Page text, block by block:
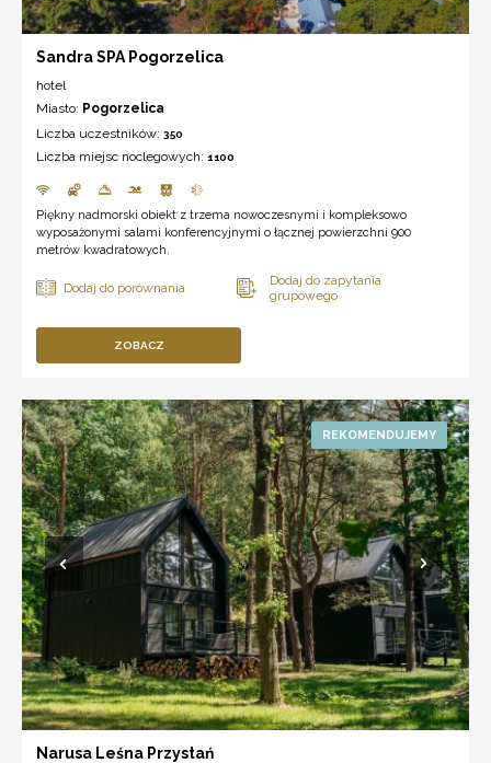
Sandra SPA Pogorzelica
hotel
Miasto: Pogorzelica
Liczba uczestników: 350
Liczba miejsc noclegowych: 1100
Piękny nadmorski obiekt z trzema nowoczesnymi i kompleksowo
wyposażonymi salami konferencyjnymi o łącznej powierzchni 900
metrów kwadratowych.
ZOBACZ
Narusa Leśna Przystań